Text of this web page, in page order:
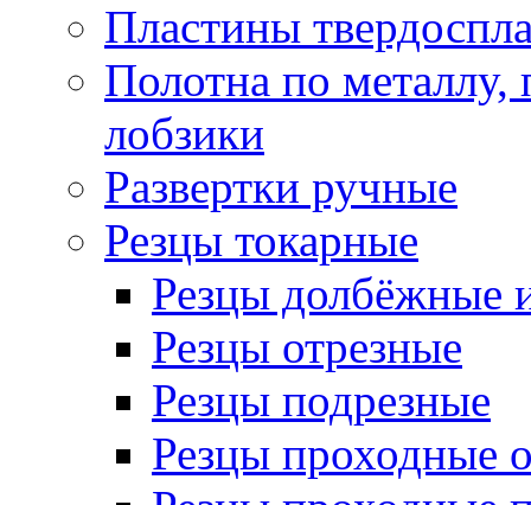
Пластины
Полотна по
лобзики
Развертки ручные
Резцы токарные
Резцы долбёжные
Резцы отрезные
Резцы подрезные
Резцы проходные